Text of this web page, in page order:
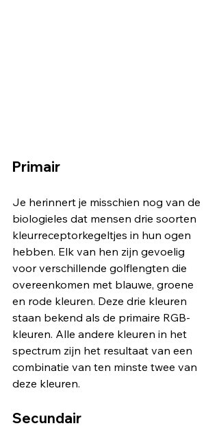
Primair
Je herinnert je misschien nog van de
biologieles dat mensen drie soorten
kleurreceptorkegeltjes in hun ogen
hebben. Elk van hen zijn gevoelig
voor verschillende golflengten die
overeenkomen met blauwe, groene
en rode kleuren. Deze drie kleuren
staan ​​bekend als de primaire RGB-
kleuren. Alle andere kleuren in het
spectrum zijn het resultaat van een
combinatie van ten minste twee van
deze kleuren.
Secundair